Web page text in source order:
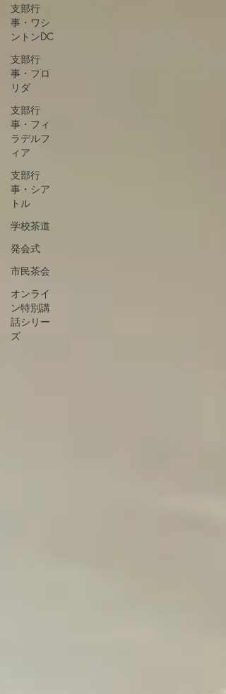
支部行
事・ワシ
ントンDC
支部行
事・フロ
リダ
支部行
事・フィ
ラデルフ
ィア
支部行
事・シア
トル
学校茶道
発会式
市民茶会
オンライ
ン特別講
話シリー
ズ